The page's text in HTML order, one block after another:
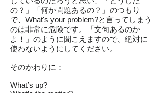
の？」「何か問題あるの？」のつもり
で、What's your problem?と言ってしまう
のは非常に危険です。「文句あるのか
よ！」のように聞こえますので、絶対に
使わないようにしてください。
そのかわりに：
What’s up?